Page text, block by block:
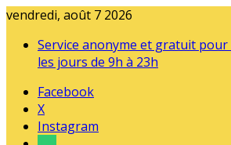
vendredi, août 7 2026
Service anonyme et gratuit pour
les jours de 9h à 23h
Facebook
X
Instagram